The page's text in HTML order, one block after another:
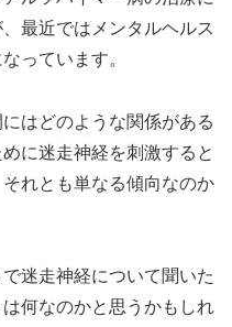
最近ではメンタルヘルス
っています。
はどのような関係がある
に迷走神経を刺激すると
れとも単なる傾向なのか
迷走神経について聞いた
何なのかと思うかもしれ